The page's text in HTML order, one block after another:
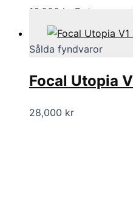
16,000 kr Det
Sålda fyndvaror
Focal Utopia
28,000 kr